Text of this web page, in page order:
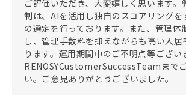
ご評価いただき、大変嬉しく思います。
制は、AIを活用し独自のスコアリングを
の選定を行っております。また、管理体
し、管理手数料を抑えながらも高い入
ります。運用期間中のご不明点等ござい
RENOSYCustomerSuccessTeamまで
い。ご意見ありがとうございました。